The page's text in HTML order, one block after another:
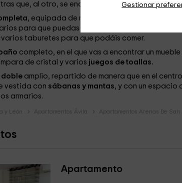
Gestionar
que, al otro, se encuentra el mueble abatible
, equipada de manera que tenemos una
para que puedas disfrutar cocinando como
varios taburetes para que podáis comer.
completo, en el que vas a encontrar un
de cristal y varios juegos de toallas.
dobleamplio, repartido de manera que en el
vestida con sábanas y mantas, y con un espacio
armarios.
y León Apartamentos Ávila Apartamentos Arenas De San
Apartamento